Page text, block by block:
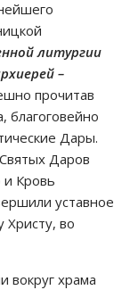
литургии
–
прочитав
благоговейно
Дары.
Даров
и Кровь
уставное
Христу, во
вокруг храма